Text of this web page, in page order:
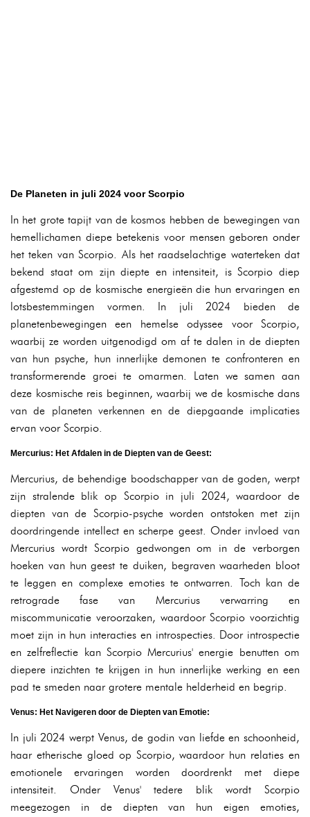
De Planeten in juli 2024 voor Scorpio
In het grote tapijt van de kosmos hebben de bewegingen van
hemellichamen diepe betekenis voor mensen geboren onder
het teken van Scorpio. Als het raadselachtige waterteken dat
bekend staat om zijn diepte en intensiteit, is Scorpio diep
afgestemd op de kosmische energieën die hun ervaringen en
lotsbestemmingen vormen. In juli 2024 bieden de
planetenbewegingen een hemelse odyssee voor Scorpio,
waarbij ze worden uitgenodigd om af te dalen in de diepten
van hun psyche, hun innerlijke demonen te confronteren en
transformerende groei te omarmen. Laten we samen aan
deze kosmische reis beginnen, waarbij we de kosmische dans
van de planeten verkennen en de diepgaande implicaties
ervan voor Scorpio.
Mercurius: Het Afdalen in de Diepten van de Geest:
Mercurius, de behendige boodschapper van de goden, werpt
zijn stralende blik op Scorpio in juli 2024, waardoor de
diepten van de Scorpio-psyche worden ontstoken met zijn
doordringende intellect en scherpe geest. Onder invloed van
Mercurius wordt Scorpio gedwongen om in de verborgen
hoeken van hun geest te duiken, begraven waarheden bloot
te leggen en complexe emoties te ontwarren. Toch kan de
retrograde fase van Mercurius verwarring en
miscommunicatie veroorzaken, waardoor Scorpio voorzichtig
moet zijn in hun interacties en introspecties. Door introspectie
en zelfreflectie kan Scorpio Mercurius' energie benutten om
diepere inzichten te krijgen in hun innerlijke werking en een
pad te smeden naar grotere mentale helderheid en begrip.
Venus: Het Navigeren door de Diepten van Emotie:
In juli 2024 werpt Venus, de godin van liefde en schoonheid,
haar etherische gloed op Scorpio, waardoor hun relaties en
emotionele ervaringen worden doordrenkt met diepe
intensiteit. Onder Venus' tedere blik wordt Scorpio
meegezogen in de diepten van hun eigen emoties,